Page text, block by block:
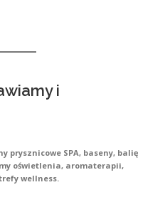
i
prysznicowe SPA, baseny, balię
oświetlenia, aromaterapii,
wellness.